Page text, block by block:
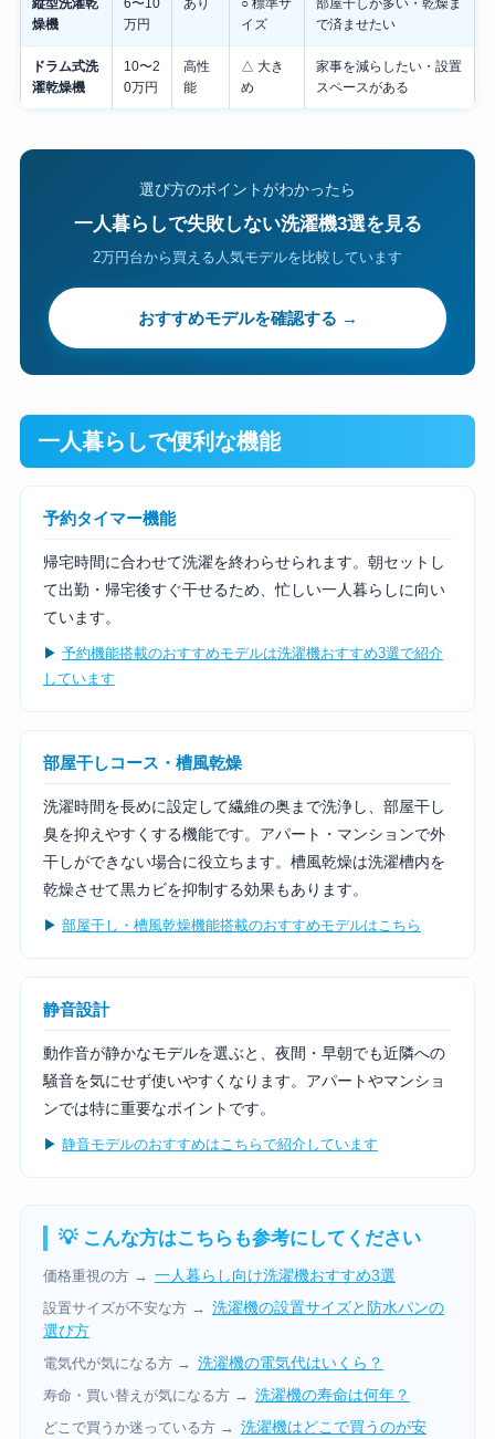
縦型洗濯乾
燥機
6〜10
万円
あり
○ 標準サ
イズ
部屋干しが多い・乾燥ま
で済ませたい
ドラム式洗
濯乾燥機
10〜2
0万円
高性
能
△ 大き
め
家事を減らしたい・設置
スペースがある
選び方のポイントがわかったら
一人暮らしで失敗しない洗濯機3選を見る
2万円台から買える人気モデルを比較しています
おすすめモデルを確認する →
一人暮らしで便利な機能
予約タイマー機能
帰宅時間に合わせて洗濯を終わらせられます。朝セットし
て出勤・帰宅後すぐ干せるため、忙しい一人暮らしに向い
ています。
▶ 予約機能搭載のおすすめモデルは洗濯機おすすめ3選で紹介
しています
部屋干しコース・槽風乾燥
洗濯時間を長めに設定して繊維の奥まで洗浄し、部屋干し
臭を抑えやすくする機能です。アパート・マンションで外
干しができない場合に役立ちます。槽風乾燥は洗濯槽内を
乾燥させて黒カビを抑制する効果もあります。
▶ 部屋干し・槽風乾燥機能搭載のおすすめモデルはこちら
静音設計
動作音が静かなモデルを選ぶと、夜間・早朝でも近隣への
騒音を気にせず使いやすくなります。アパートやマンショ
ンでは特に重要なポイントです。
▶ 静音モデルのおすすめはこちらで紹介しています
💡 こんな方はこちらも参考にしてください
価格重視の方 → 一人暮らし向け洗濯機おすすめ3選
設置サイズが不安な方 → 洗濯機の設置サイズと防水パンの
選び方
電気代が気になる方 → 洗濯機の電気代はいくら？
寿命・買い替えが気になる方 → 洗濯機の寿命は何年？
どこで買うか迷っている方 → 洗濯機はどこで買うのが安